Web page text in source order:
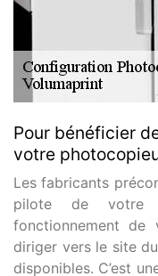
Pour bénéficier
votre
Les fabricants
pilote de votre
fonctionnement
diriger vers le site
disponibles. C’est